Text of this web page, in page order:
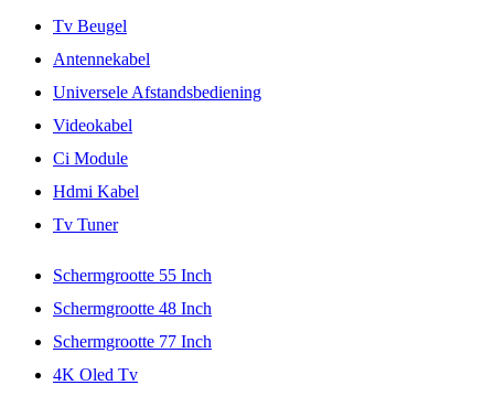
Tv Beugel
Antennekabel
Universele Afstandsbediening
Videokabel
Ci Module
Hdmi Kabel
Tv Tuner
Schermgrootte 55 Inch
Schermgrootte 48 Inch
Schermgrootte 77 Inch
4K Oled Tv